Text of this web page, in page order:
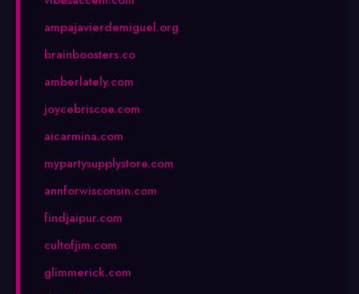
ampajavierdemiguel.org
brainboosters.co
amberlately.com
joycebriscoe.com
aicarmina.com
mypartysupplystore.com
annforwisconsin.com
findjaipur.com
cultofjim.com
glimmerick.com